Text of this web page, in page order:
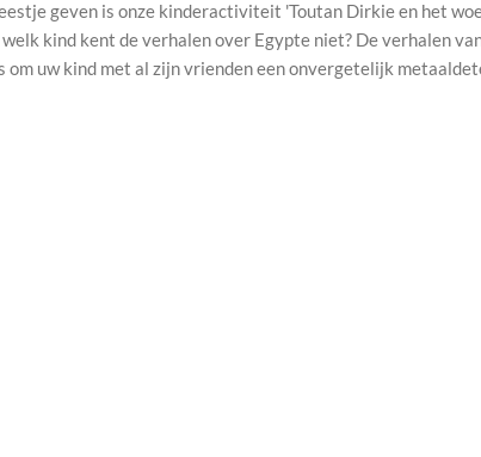
geven is onze kinderactiviteit 'Toutan Dirkie en het
kind kent de verhalen over Egypte niet? De verhalen
uw kind met al zijn vrienden een onvergetelijk